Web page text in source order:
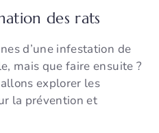
des rats
d’une infestation de
mais que faire ensuite ?
explorer les
la prévention et